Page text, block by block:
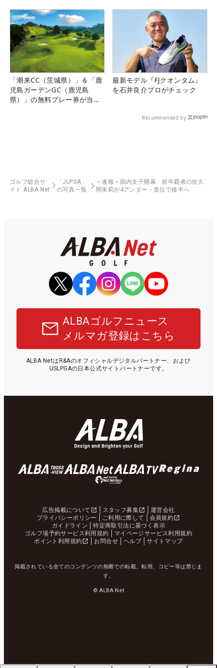
「潮来CC（茨城県）」＆「鹿
児島ガーデンGC（鹿児島
県）」の無料プレー券が当た
最新モデル『FJクオンタム』
を石井良介プロがチェック
Recommended by
ゴルフ総合サ
イト ALBA Net
「JLPGA」
の写真一覧
＜速報＞国内女子開幕 前年覇者の佐久
間朱莉が4アンダー・首位で後半へ
ALBAゴルフニュース
メルマガ登録はこちら
ALBA NetはR&Aのオフィシャルデジタルパートナー、および
USLPGAの日本公式サイトパートナーです。
広告掲載について スタッフ募集
運営会社
プライバシーポリシー
ご利用に際して
会員規約
ガイドライン
特定商取引法に基づく表示
ゴルフ場予約サービス利用規約
マイページサービス利用規約
ポイント利用規約
お問合せ ヘルプ サイトマップ
掲載されている全てのコンテンツの無断での転載、転用、コピー等は禁じま
す。
© ALBA Net